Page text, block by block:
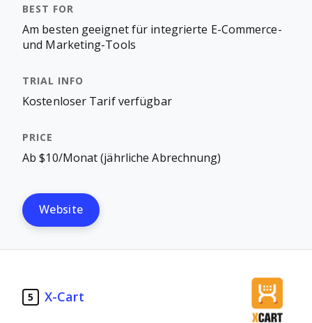
Am besten geeignet für integrierte E-Commerce-
und Marketing-Tools
Kostenloser Tarif verfügbar
Ab $10/Monat (jährliche Abrechnung)
Website
5 X-Cart